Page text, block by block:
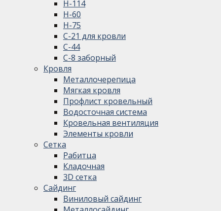
Н-114
Н-60
Н-75
С-21 для кровли
С-44
С-8 заборный
Кровля
Металлочерепица
Мягкая кровля
Профлист кровельный
Водосточная система
Кровельная вентиляция
Элементы кровли
Сетка
Рабитца
Кладочная
3D сетка
Сайдинг
Виниловый сайдинг